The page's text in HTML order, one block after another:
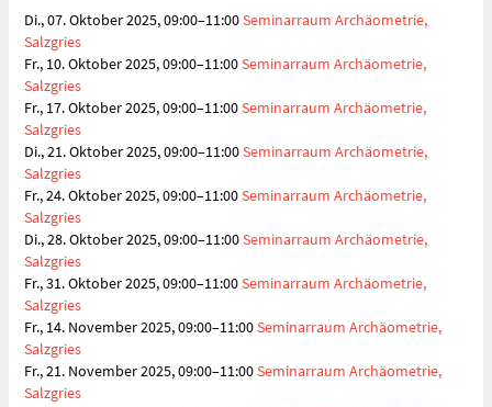
Di., 07. Oktober 2025, 09:00–11:00Seminarraum Archäometrie,
Salzgries
Fr., 10. Oktober 2025, 09:00–11:00Seminarraum Archäometrie,
Salzgries
Fr., 17. Oktober 2025, 09:00–11:00Seminarraum Archäometrie,
Salzgries
Di., 21. Oktober 2025, 09:00–11:00Seminarraum Archäometrie,
Salzgries
Fr., 24. Oktober 2025, 09:00–11:00Seminarraum Archäometrie,
Salzgries
Di., 28. Oktober 2025, 09:00–11:00Seminarraum Archäometrie,
Salzgries
Fr., 31. Oktober 2025, 09:00–11:00Seminarraum Archäometrie,
Salzgries
Fr., 14. November 2025, 09:00–11:00Seminarraum Archäometrie,
Salzgries
Fr., 21. November 2025, 09:00–11:00Seminarraum Archäometrie,
Salzgries